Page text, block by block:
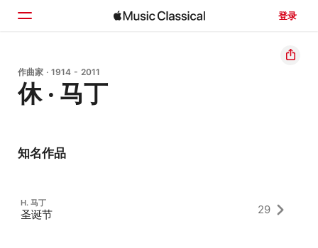
登录
主页
浏览
作曲家 · 1914 - 2011
休 · 马丁
知名作品
H. 马丁
圣诞节 29